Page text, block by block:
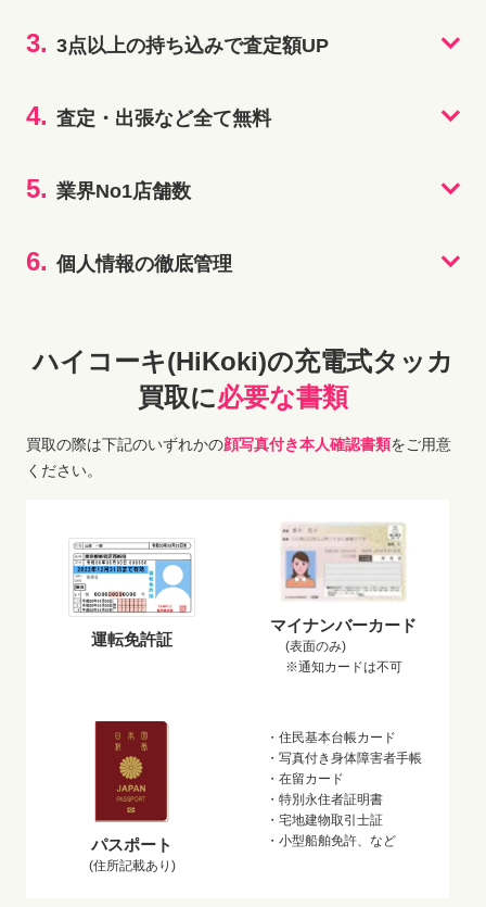
3. 3点以上の持ち込みで査定額UP
4. 査定・出張など全て無料
5. 業界No1店舗数
6. 個人情報の徹底管理
ハイコーキ(HiKoki)の充電式タッカ
買取に必要な書類
買取の際は下記のいずれかの顔写真付き本人確認書類をご用意
ください。
運転免許証
マイナンバーカード
(表面のみ)
※通知カードは不可
パスポート
(住所記載あり)
・住民基本台帳カード
・写真付き身体障害者手帳
・在留カード
・特別永住者証明書
・宅地建物取引士証
・小型船舶免許、など